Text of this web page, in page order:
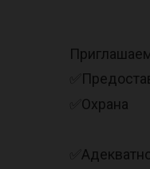
✅Охрана